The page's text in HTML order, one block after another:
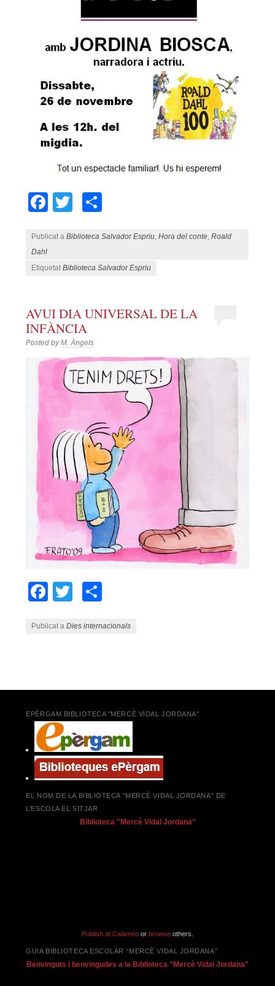
Facebook
Twitter
Publicat aBiblioteca Salvador Espriu,Hora del conte,Roald
Dahl
EtiquetatBiblioteca Salvador Espriu
AVUI DIA UNIVERSAL DE LA
INFÀNCIA
Posted byM. Àngels
Facebook
Twitter
Publicat aDies internacionals
EPÈRGAM BIBLIOTECA "MERCÈ VIDAL JORDANA"
EL NOM DE LA BIBLIOTECA “MERCÈ VIDAL JORDANA” DE
L’ESCOLA EL SITJAR
Biblioteca "Mercè Vidal Jordana"
Publish at Calaméo or browse others.
GUIA BIBLIOTECA ESCOLAR “MERCÈ VIDAL JORDANA”
Benvinguts i benvingudes a la Biblioteca "Mercè Vidal Jordana"